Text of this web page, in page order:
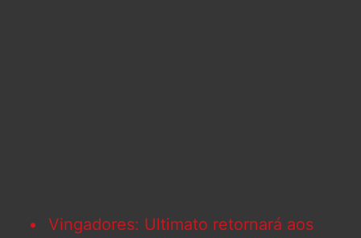
Vingadores: Ultimato retornará aos